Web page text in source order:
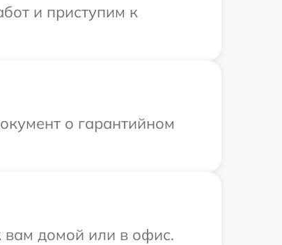
и приступим к
о гарантийном
вам домой или в офис.